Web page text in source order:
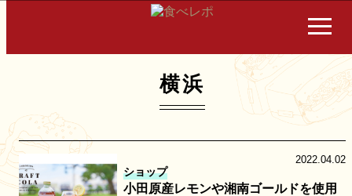
横浜
ショップ
2022.04.02
小田原産レモンや湘南ゴールドを使用